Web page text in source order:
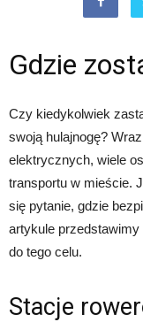
Gdzie
Czy kiedykolwiek
swoją hulajnogę?
elektrycznych, wiele
transportu w mieście.
się pytanie, gdzie
artykule
do tego celu.
Stacje